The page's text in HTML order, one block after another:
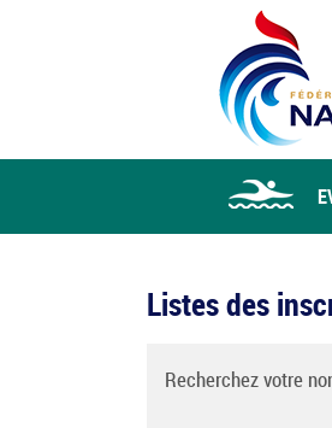
Listes des
Recherchez votre